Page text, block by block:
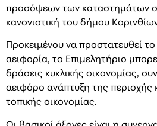
προσόψεων των καταστημάτων
κανονιστική του δήμου
Προκειμένου να προστατευθεί
αειφορία, το Επιμελητήριο
δράσεις κυκλικής οικονομίας,
αειφόρο ανάπτυξη της περιοχής
τοπικής οικονομίας.